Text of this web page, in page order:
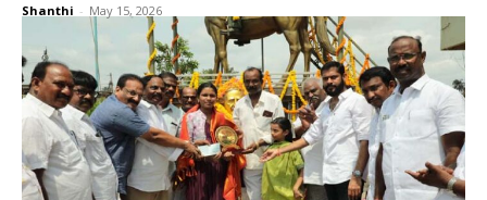
Shanthi - May 15, 2026